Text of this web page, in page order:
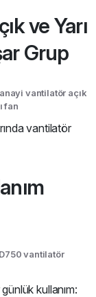
ve Yarı
Grup
vantilatör açık
fan
vantilatör
D750 vantilatör
kullanım: